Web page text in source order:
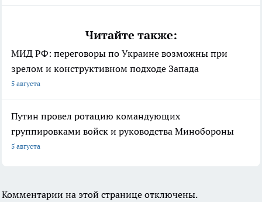
Читайте также:
МИД РФ: переговоры по Украине возможны при
зрелом и конструктивном подходе Запада
5 августа
Путин провел ротацию командующих
группировками войск и руководства Минобороны
5 августа
Комментарии на этой странице отключены.